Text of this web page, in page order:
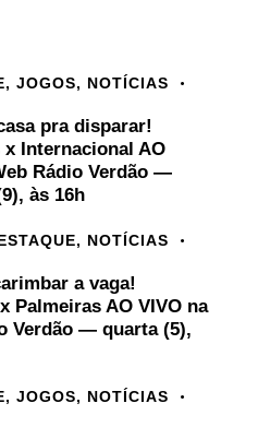
JOGOS, NOTÍCIAS
pra disparar!
x Internacional AO
Rádio Verdão —
às 16h
NOTÍCIAS
a vaga!
Palmeiras AO VIVO na
Verdão — quarta (5),
JOGOS, NOTÍCIAS